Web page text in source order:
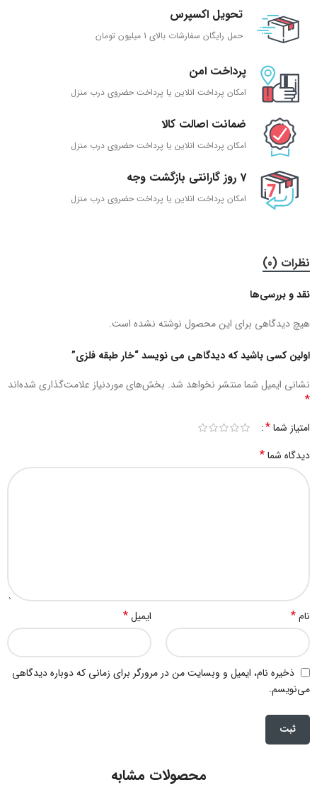
تحویل اکسپرس
حمل رایگان سفارشات بالای 1 میلیون تومان
پرداخت امن
امکان پرداخت انلاین یا پرداخت حضروی درب منزل
ضمانت اصالت کالا
امکان پرداخت انلاین یا پرداخت حضروی درب منزل
7 روز گارانتی بازگشت وجه
امکان پرداخت انلاین یا پرداخت حضروی درب منزل
نظرات (0)
نقد و بررسی‌ها
هیچ دیدگاهی برای این محصول نوشته نشده است.
اولین کسی باشید که دیدگاهی می نویسد “خار طبقه فلزی”
نشانی ایمیل شما منتشر نخواهد شد. بخش‌های موردنیاز علامت‌گذاری شده‌اند
*
امتیاز شما*
دیدگاه شما*
نام* ایمیل*
ذخیره نام، ایمیل و وبسایت من در مرورگر برای زمانی که دوباره دیدگاهی
می‌نویسم.
محصولات مشابه